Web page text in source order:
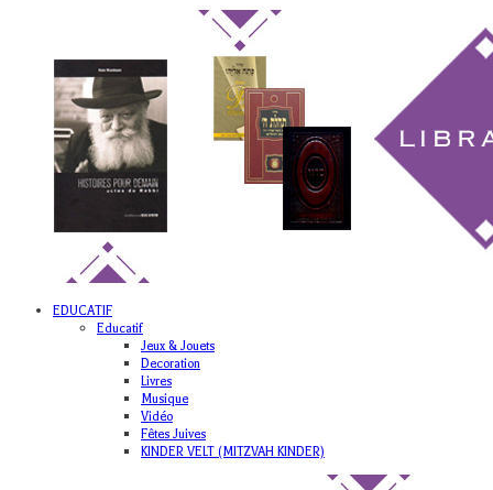
EDUCATIF
Educatif
Jeux & Jouets
Decoration
Livres
Musique
Vidéo
Fêtes Juives
KINDER VELT (MITZVAH KINDER)